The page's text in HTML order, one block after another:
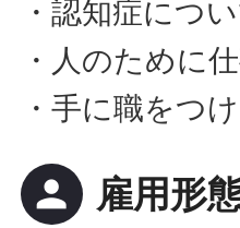
・認知症につ
・人のために
・手に職をつ
person 雇用形